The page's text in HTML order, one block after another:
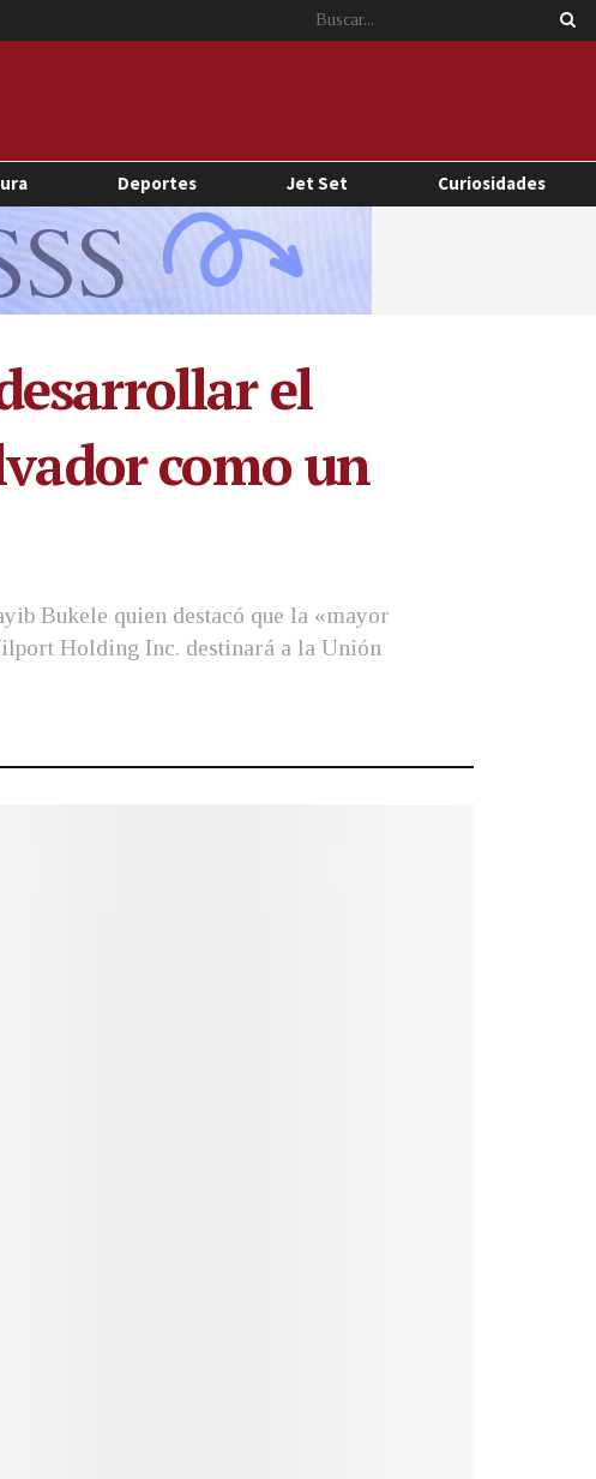
Deportes Jet Set Curiosidades
el
como un
Bukele quien destacó que la «mayor
Holding Inc. destinará a la Unión